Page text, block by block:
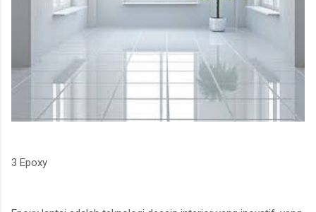
3 Epoxy